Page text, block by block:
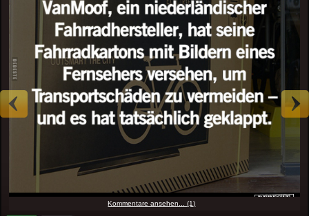
Kommentare ansehen... (1)